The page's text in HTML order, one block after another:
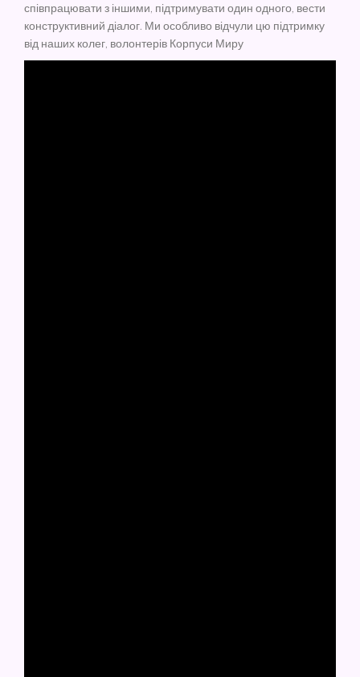
співпрацювати з іншими, підтримувати один одного, вести
конструктивний діалог. Ми особливо відчули цю підтримку
від наших колег, волонтерів Корпуси Миру